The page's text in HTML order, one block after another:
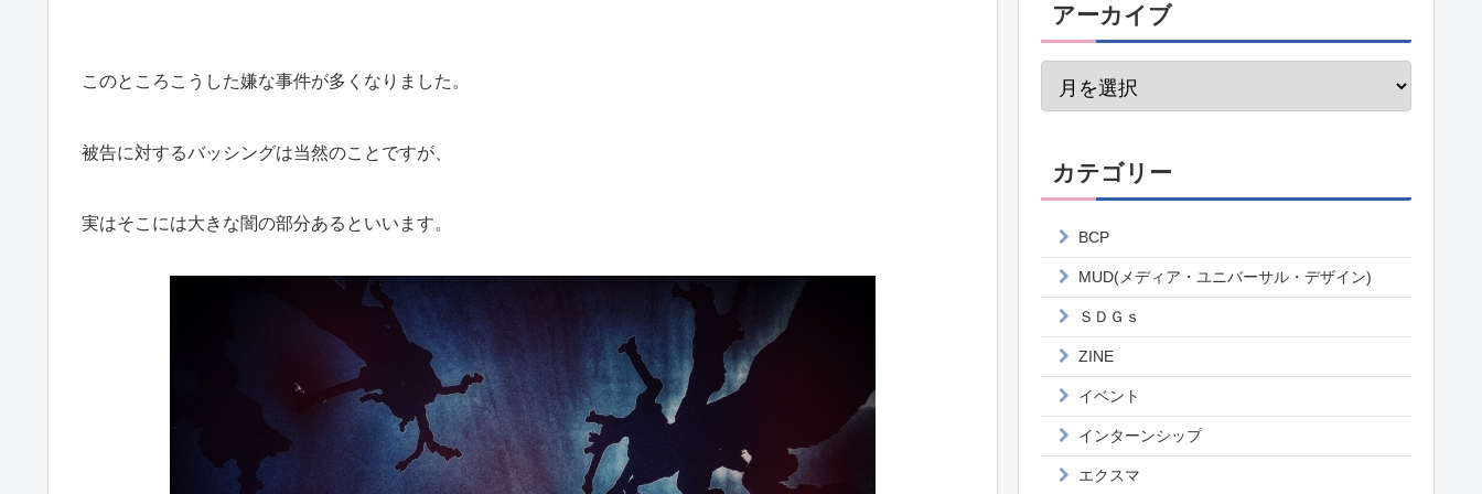
このところこうした嫌な事件が多くなりました。
被告に対するバッシングは当然のことですが、
実はそこには大きな闇の部分あるといいます。
アーカイブ
カテゴリー
BCP
MUD(メディア・ユニバーサル・デザイン)
ＳＤＧｓ
ZINE
イベント
インターンシップ
エクスマ